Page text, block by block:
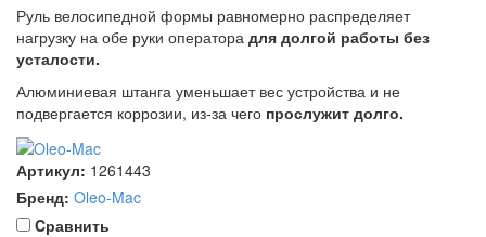
Руль велосипедной формы равномерно распределяет
нагрузку на обе руки оператора для долгой работы без
усталости.
Алюминиевая штанга уменьшает вес устройства и не
подвергается коррозии, из-за чего прослужит долго.
Артикул: 1261443
Бренд: Oleo-Mac
Cравнить